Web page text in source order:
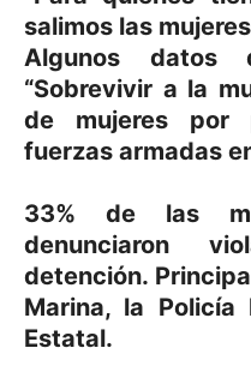
salimos las
Algunos datos
“Sobrevivir a la
de mujeres
fuerzas armadas
33% de las
denunciaron
detención.
Marina, la
Estatal.